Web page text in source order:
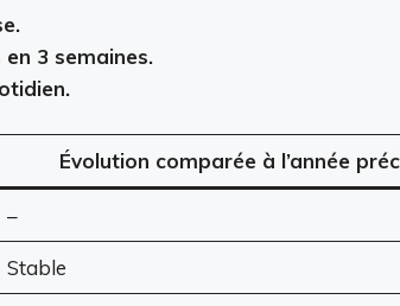
3 semaines.
Évolution comparée à l’année
–
Stable